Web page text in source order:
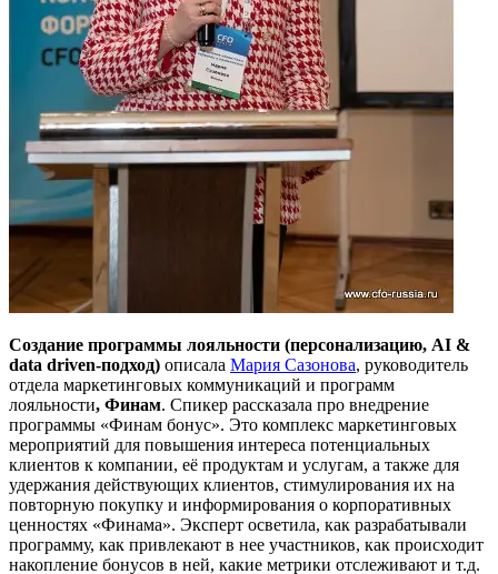
Создание программы лояльности (персонализацию, AI &
data driven-подход) описала Мария Сазонова, руководитель
отдела маркетинговых коммуникаций и программ
лояльности, Финам. Спикер рассказала про внедрение
программы «Финам бонус». Это комплекс маркетинговых
мероприятий для повышения интереса потенциальных
клиентов к компании, её продуктам и услугам, а также для
удержания действующих клиентов, стимулирования их на
повторную покупку и информирования о корпоративных
ценностях «Финама». Эксперт осветила, как разрабатывали
программу, как привлекают в нее участников, как происходит
накопление бонусов в ней, какие метрики отслеживают и т.д.